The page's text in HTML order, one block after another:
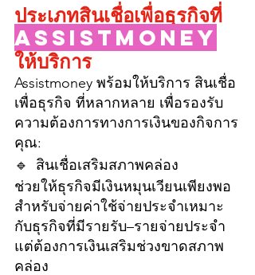
ประเภทสินเชื่อเพื่อธุรกิจที่
Assistmoney
ให้บริการ
Assistmoney พร้อมให้บริการ สินเชื่อ
เพื่อธุรกิจ ที่หลากหลาย เพื่อรองรับ
ความต้องการทางการเงินของกิจการ
คุณ:
🔹 สินเชื่อเสริมสภาพคล่อง
ช่วยให้ธุรกิจมีเงินหมุนเวียนเพียงพอ
สำหรับจ่ายค่าใช้จ่ายประจำเหมาะ
กับธุรกิจที่มีรายรับ–รายจ่ายประจำ
แต่ต้องการเงินเสริมช่วงขาดสภาพ
คล่อง